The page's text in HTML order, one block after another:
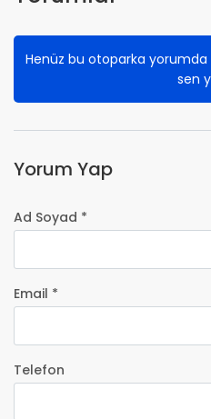
Henüz bu otoparka yorumda
sen
Yorum Yap
Ad Soyad *
Email *
Telefon